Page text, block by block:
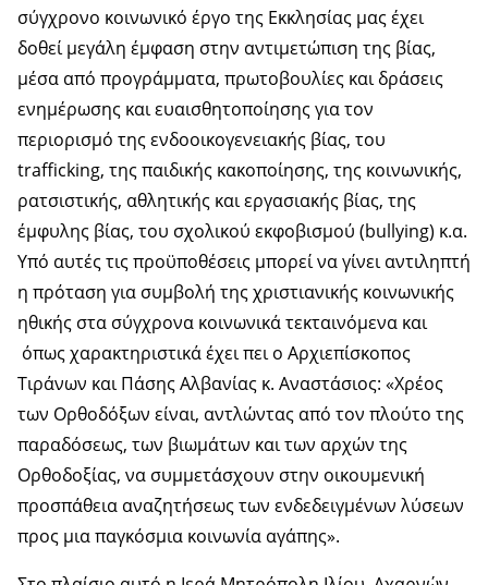
σύγχρονο κοινωνικό έργο της Εκκλησίας μας έχει
δοθεί μεγάλη έμφαση στην αντιμετώπιση της βίας,
μέσα από προγράμματα, πρωτοβουλίες και δράσεις
ενημέρωσης και ευαισθητοποίησης για τον
περιορισμό της ενδοοικογενειακής βίας, του
trafficking, της παιδικής κακοποίησης, της κοινωνικής,
ρατσιστικής, αθλητικής και εργασιακής βίας, της
έμφυλης βίας, του σχολικού εκφοβισμού (bullying) κ.α.
Υπό αυτές τις προϋποθέσεις μπορεί να γίνει αντιληπτή
η πρόταση για συμβολή της χριστιανικής κοινωνικής
ηθικής στα σύγχρονα κοινωνικά τεκταινόμενα και
όπως χαρακτηριστικά έχει πει ο Αρχιεπίσκοπος
Τιράνων και Πάσης Αλβανίας κ. Αναστάσιος: «Χρέος
των Ορθοδόξων είναι, αντλώντας από τον πλούτο της
παραδόσεως, των βιωμάτων και των αρχών της
Ορθοδοξίας, να συμμετάσχουν στην οικουμενική
προσπάθεια αναζητήσεως των ενδεδειγμένων λύσεων
προς μια παγκόσμια κοινωνία αγάπης».